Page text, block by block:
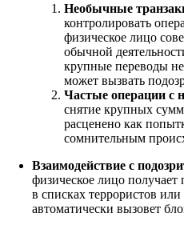
Необычные
контролировать
физическое лицо
обычной
крупные переводы
может вызвать
Частые операции с
снятие крупных
расценено как
сомнительным
Взаимодействие с
физическое лицо
в списках террористов или
автоматически вызовет